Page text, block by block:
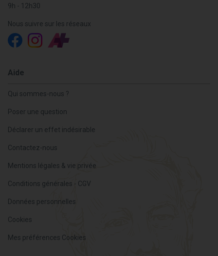
9h - 12h30
Nous suivre sur les réseaux
Aide
Qui sommes-nous ?
Poser une question
Déclarer un effet indésirable
Contactez-nous
Mentions légales & vie privée
Conditions générales - CGV
Données personnelles
Cookies
Mes préférences Cookies